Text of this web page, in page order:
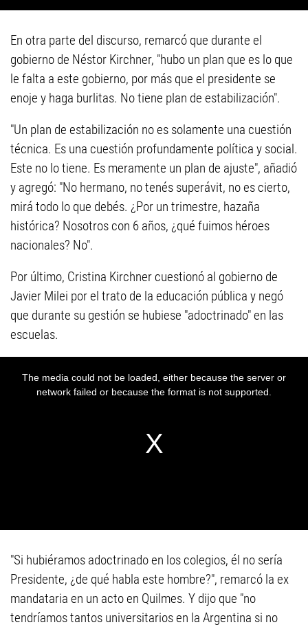
En otra parte del discurso, remarcó que durante el
gobierno de Néstor Kirchner, "hubo un plan que es lo que
le falta a este gobierno, por más que el presidente se
enoje y haga burlitas. No tiene plan de estabilización".
"Un plan de estabilización no es solamente una cuestión
técnica. Es una cuestión profundamente política y social.
Este no lo tiene. Es meramente un plan de ajuste", añadió
y agregó: "No hermano, no tenés superávit, no es cierto,
mirá todo lo que debés. ¿Por un trimestre, hazaña
histórica? Nosotros con 6 años, ¿qué fuimos héroes
nacionales? No".
Por último, Cristina Kirchner cuestionó al gobierno de
Javier Milei por el trato de la educación pública y negó
que durante su gestión se hubiese "adoctrinado" en las
escuelas.
"Si hubiéramos adoctrinado en los colegios, él no sería
Presidente, ¿de qué habla este hombre?", remarcó la ex
mandataria en un acto en Quilmes. Y dijo que "no
tendríamos tantos universitarios en la Argentina si no